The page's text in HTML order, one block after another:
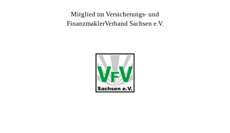
Mitglied im Versicherungs- und
FinanzmaklerVerband Sachsen e.V.